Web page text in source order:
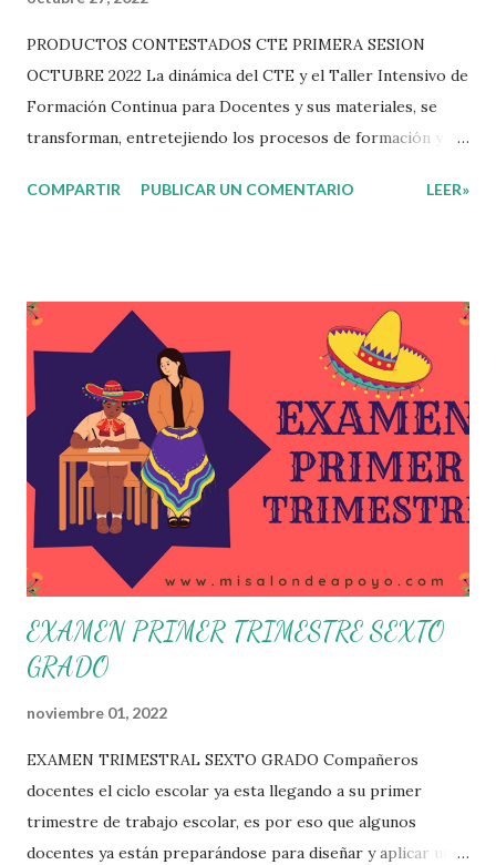
PRODUCTOS CONTESTADOS CTE PRIMERA SESION
OCTUBRE 2022 La dinámica del CTE y el Taller Intensivo de
Formación Continua para Docentes y sus materiales, se
transforman, entretejiendo los procesos de formación y de
una guía de trabajo a un documento orientador, el cual es
propone que el colectivo docente tome decisiones sobre
su organización, la gestión del tiempo acorde a las
necesidades de la escuela y las acciones que decidan
emprender para apropiarse y resignificar el Plan de
Estudio dentro y fuera de este espacio. En esta Primera
Sesión Ordinaria se les invita a que reflexionen y acuerden
posibles acciones a realizar colaborativamente en la escuela
y con la comunidad, a fin de atender las problemáticas
identificadas. Compañeros docentes en est...
COMPARTIR PUBLICAR UN COMENTARIO LEER»
EXAMEN PRIMER TRIMESTRE SEXTO
GRADO
noviembre 01, 2022
EXAMEN TRIMESTRAL SEXTO GRADO Compañeros
docentes el ciclo escolar ya esta llegando a su primer
trimestre de trabajo escolar, es por eso que algunos
docentes ya están preparándose para diseñar y aplicar una